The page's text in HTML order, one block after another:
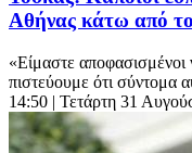
Αθήνας κάτω από το
«Είμαστε αποφασισμένοι
πιστεύουμε ότι σύντομα
14:50 | Τετάρτη 31